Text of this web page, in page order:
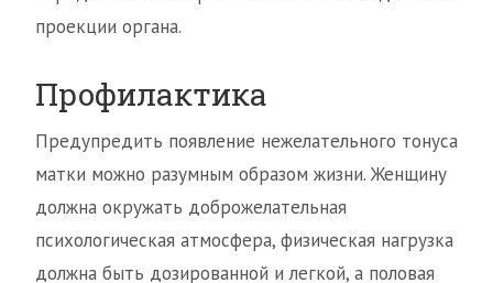
проекции органа.
Профилактика
Предупредить появление нежелательного тонуса
матки можно разумным образом жизни. Женщину
должна окружать доброжелательная
психологическая атмосфера, физическая нагрузка
должна быть дозированной и легкой, а половая